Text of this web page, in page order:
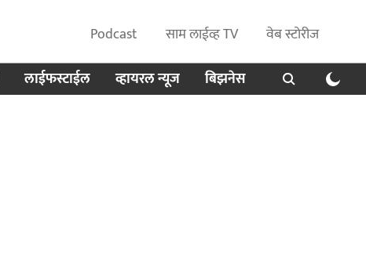
Podcast साम लाईव्ह TV
वेब स्टोरीज
लाईफस्टाईल व्हायरल न्यूज बिझनेस